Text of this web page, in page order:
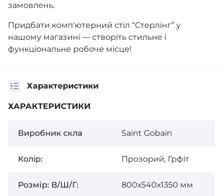
замовлень.
Придбати комп'ютерний стіл “Стерлінг” у
нашому магазині — створіть стильне і
функціональне робоче місце!
Характеристики
ХАРАКТЕРИСТИКИ
Виробник скла Saint Gobain
Колiр: Прозорий, Грфіт
Розмір: В/Ш/Г: 800х540х1350 мм